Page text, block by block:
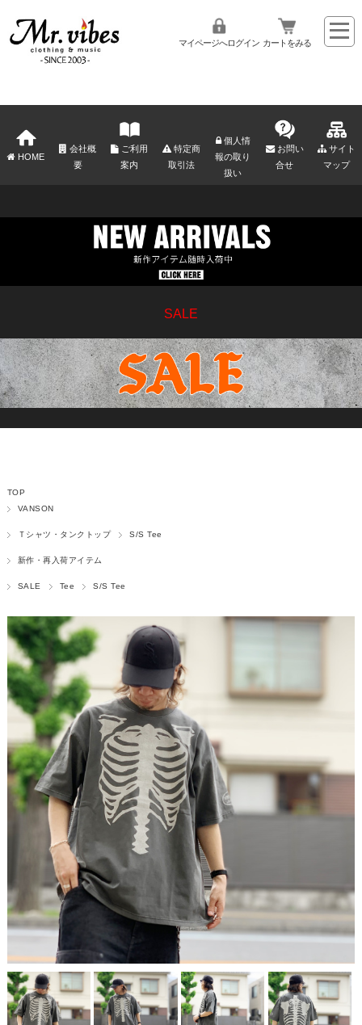
マイページへログイン カートをみる
HOME
会社概
要
ご利用
案内
特定商
取引法
個人情
報の取り
扱い
お問い
合せ
サイト
マップ
SALE
TOP
VANSON
Ｔシャツ・タンクトップ S/S Tee
新作・再入荷アイテム
SALE Tee S/S Tee